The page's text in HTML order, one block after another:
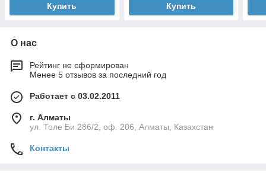
Купить Купить
О нас
Рейтинг не сформирован
Менее 5 отзывов за последний год
Работает с 03.02.2011
г. Алматы
ул. Толе Би 286/2, оф. 206, Алматы, Казахстан
Контакты